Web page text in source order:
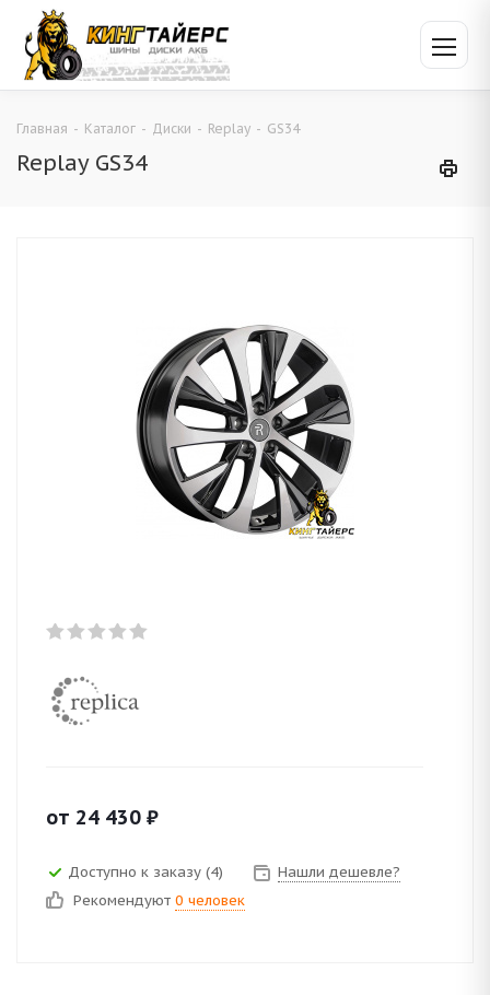
Главная - Каталог - Диски - Replay - GS34
Replay GS34
от 24 430 ₽
Доступно к заказу (4)
Нашли дешевле?
Рекомендуют 0 человек